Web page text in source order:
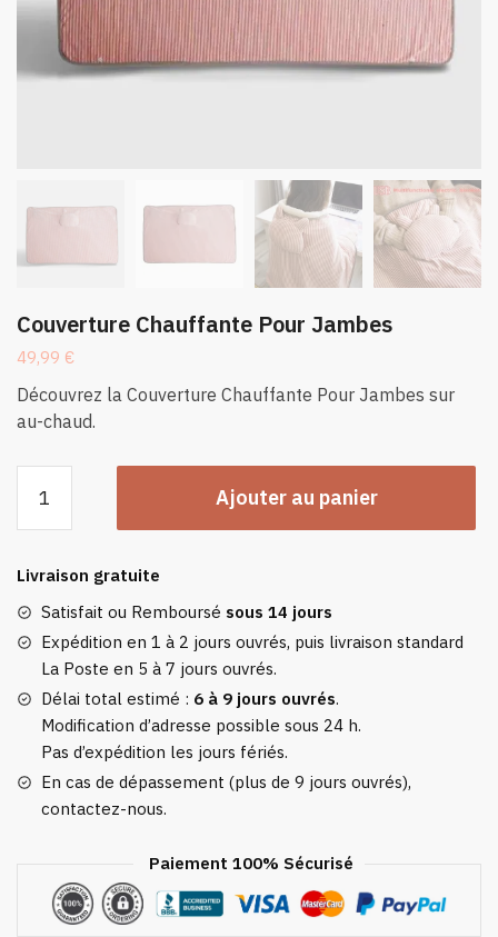
Couverture Chauffante Pour Jambes
49,99 €
Découvrez la Couverture Chauffante Pour Jambes sur
au-chaud.
Couverture
Pour
Jambes
Ajouter au panier
Livraison gratuite
Satisfait ou Remboursé sous 14 jours
Expédition en 1 à 2 jours ouvrés, puis livraison standard
La Poste en 5 à 7 jours ouvrés.
Délai total estimé : 6 à 9 jours ouvrés.
Modification d’adresse possible sous 24 h.
Pas d’expédition les jours fériés.
En cas de dépassement (plus de 9 jours ouvrés),
contactez-nous.
Paiement 100% Sécurisé